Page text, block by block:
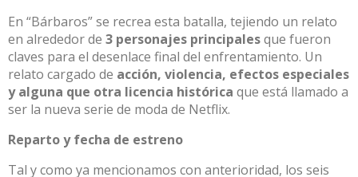
En “Bárbaros” se recrea esta batalla, tejiendo un relato
en alrededor de 3 personajes principalesque fueron
claves para el desenlace final del enfrentamiento. Un
relato cargado de acción, violencia, efectos especiales
y alguna que otra licencia histórica que está llamado a
ser la nueva serie de moda de Netflix.
Reparto y fecha de estreno
Tal y como ya mencionamos con anterioridad, los seis